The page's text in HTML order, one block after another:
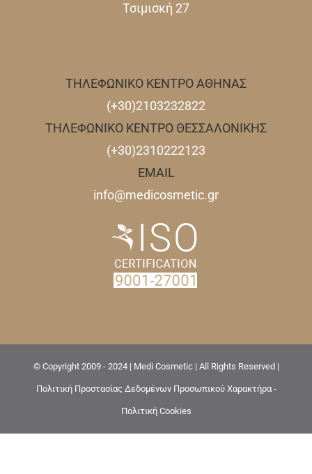
Τσιμισκή 27
ΤΗΛΕΦΩΝΙΚΟ ΚΕΝΤΡΟ ΑΘΗΝΑΣ
(+30)2103232822
ΤΗΛΕΦΩΝΙΚΟ ΚΕΝΤΡΟ ΘΕΣΣΑΛΟΝΙΚΗΣ
(+30)2310222123
EMAIL
info@medicosmetic.gr
© Copyright 2009 - 2024 | Medi Cosmetic | All Rights Reserved |
Πολιτική Προστασίας Δεδομένων Προσωπικού Χαρακτήρα -
Πολιτική Cookies